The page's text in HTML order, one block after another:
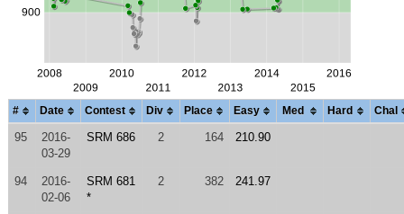
# Date Contest Div Place Easy Med Hard Chal
95
2016-
03-29
SRM 686 2 164 210.90
94
2016-
02-06
SRM 681
*
2 382 241.97